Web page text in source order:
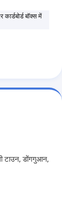
बॉक्स में
टाउन, डोंगगुआन,